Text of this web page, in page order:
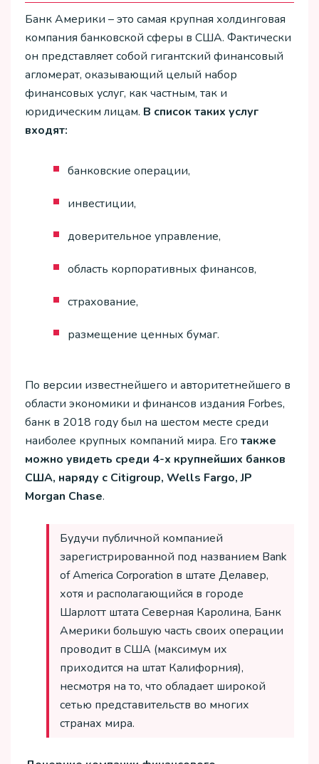
Банк Америки – это самая крупная холдинговая
компания банковской сферы в США. Фактически
он представляет собой гигантский финансовый
агломерат, оказывающий целый набор
финансовых услуг, как частным, так и
юридическим лицам. В список таких услуг
входят:
банковские операции,
инвестиции,
доверительное управление,
область корпоративных финансов,
страхование,
размещение ценных бумаг.
По версии известнейшего и авторитетнейшего в
области экономики и финансов издания Forbes,
банк в 2018 году был на шестом месте среди
наиболее крупных компаний мира. Его также
можно увидеть среди 4-х крупнейших банков
США, наряду с Citigroup, Wells Fargo, JP
Morgan Chase.
Будучи публичной компанией
зарегистрированной под названием Bank
of America Corporation в штате Делавер,
хотя и располагающийся в городе
Шарлотт штата Северная Каролина, Банк
Америки большую часть своих операции
проводит в США (максимум их
приходится на штат Калифорния),
несмотря на то, что обладает широкой
сетью представительств во многих
странах мира.